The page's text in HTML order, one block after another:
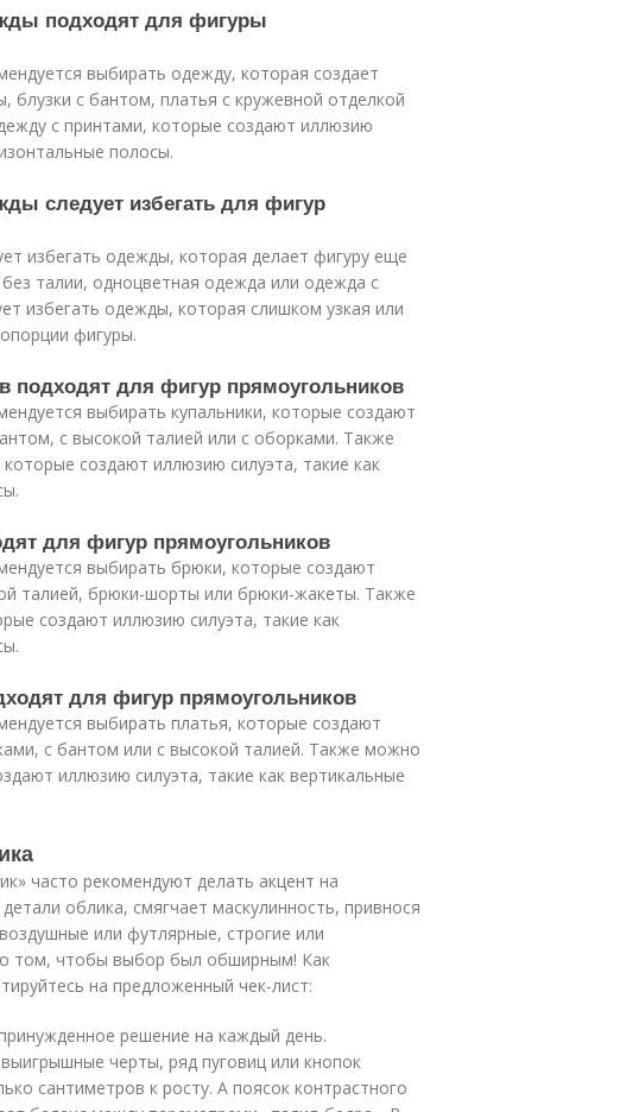
подходят для фигуры
выбирать одежду, которая создает
с бантом, платья с кружевной отделкой
с принтами, которые создают иллюзию
полосы.
следует избегать для фигур
избегать одежды, которая делает фигуру еще
талии, одноцветная одежда или одежда с
избегать одежды, которая слишком узкая или
фигуры.
подходят для фигур прямоугольников
выбирать купальники, которые создают
с высокой талией или с оборками. Также
создают иллюзию силуэта, такие как
для фигур прямоугольников
выбирать брюки, которые создают
талией, брюки-шорты или брюки-жакеты. Также
создают иллюзию силуэта, такие как
для фигур прямоугольников
выбирать платья, которые создают
с бантом или с высокой талией. Также можно
иллюзию силуэта, такие как вертикальные
часто рекомендуют делать акцент на
облика, смягчает маскулинность, привнося
или футлярные, строгие или
о том, чтобы выбор был обширным! Как
на предложенный чек-лист:
решение на каждый день.
черты, ряд пуговиц или кнопок
сантиметров к росту. А поясок контрастного